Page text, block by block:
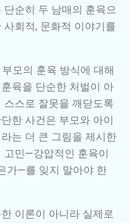
순히 두 남매의 훈육으
회적, 문화적 이야기를
모의 훈육 방식에 대해
육을 단순한 처벌이 아
스로 잘못을 깨닫도록
한 사건은 부모와 아이
는 더 큰 그림을 제시한
고민—강압적인 훈육이
가—를 잊지 말아야 한
이론이 아니라 실제로